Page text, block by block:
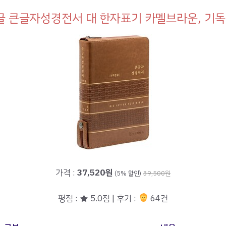
큰글자성경전서 대 한자표기 카멜브라운, 기
가격 : 37,520원 (5% 할인) 39,500원
평점 : ★ 5.0점 | 후기 : 64건